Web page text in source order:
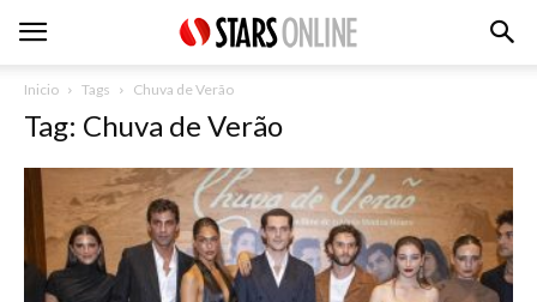
Inicio Tags Chuva de Verão
Tag: Chuva de Verão